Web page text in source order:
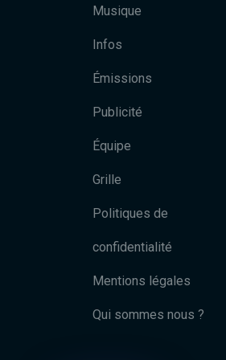
Musique
Infos
Émissions
Publicité
Équipe
Grille
Politiques de
confidentialité
Mentions légales
Qui sommes nous ?